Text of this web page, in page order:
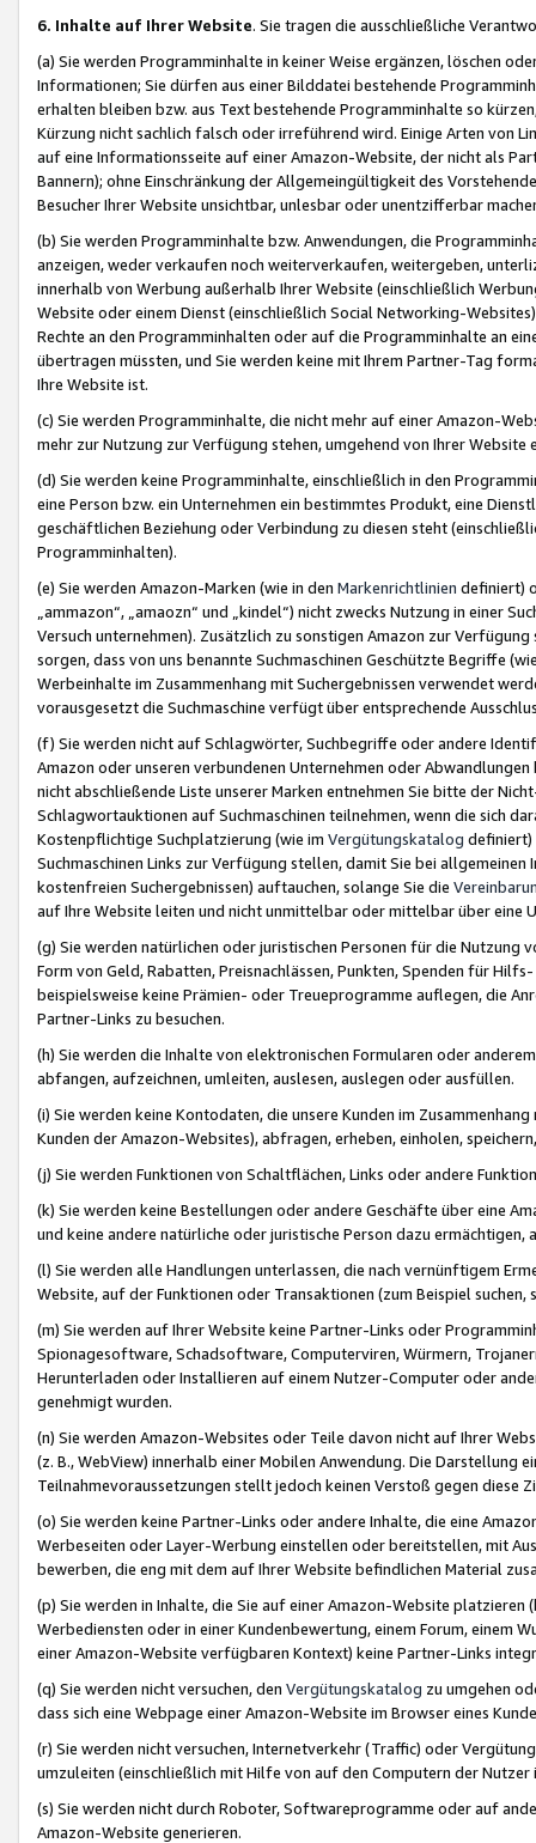
6. Inhalte auf Ihrer Website. Sie tragen die ausschließliche
(a) Sie werden Programminhalte in keiner Weise ergänzen, löschen
Informationen; Sie dürfen aus einer Bilddatei bestehende
erhalten bleiben bzw. aus Text bestehende Programminhalte so
Kürzung nicht sachlich falsch oder irreführend wird. Einige Arten von
auf eine Informationsseite auf einer Amazon-Website, der nicht als
Bannern); ohne Einschränkung der Allgemeingültigkeit des
Besucher Ihrer Website unsichtbar, unlesbar oder unentzifferbar
(b) Sie werden Programminhalte bzw. Anwendungen, die
anzeigen, weder verkaufen noch weiterverkaufen, weitergeben,
innerhalb von Werbung außerhalb Ihrer Website (einschließlich
Website oder einem Dienst (einschließlich Social Networking-
Rechte an den Programminhalten oder auf die Programminhalte an
übertragen müssten, und Sie werden keine mit Ihrem Partner-Tag
Ihre Website ist.
(c) Sie werden Programminhalte, die nicht mehr auf einer Amazon-
mehr zur Nutzung zur Verfügung stehen, umgehend von Ihrer
(d) Sie werden keine Programminhalte, einschließlich in den
eine Person bzw. ein Unternehmen ein bestimmtes Produkt, eine
geschäftlichen Beziehung oder Verbindung zu diesen steht
Programminhalten).
(e) Sie werden Amazon-Marken (wie in den Markenrichtlinien definiert)
„ammazon“, „amaozn“ und „kindel“) nicht zwecks Nutzung in einer
Versuch unternehmen). Zusätzlich zu sonstigen Amazon zur
sorgen, dass von uns benannte Suchmaschinen Geschützte Begriffe
Werbeinhalte im Zusammenhang mit Suchergebnissen verwendet
vorausgesetzt die Suchmaschine verfügt über entsprechende
(f) Sie werden nicht auf Schlagwörter, Suchbegriffe oder andere
Amazon oder unseren verbundenen Unternehmen oder
nicht abschließende Liste unserer Marken entnehmen Sie bitte der
Schlagwortauktionen auf Suchmaschinen teilnehmen, wenn die sich
Kostenpflichtige Suchplatzierung (wie im Vergütungskatalog definiert)
Suchmaschinen Links zur Verfügung stellen, damit Sie bei
kostenfreien Suchergebnissen) auftauchen, solange Sie die
auf Ihre Website leiten und nicht unmittelbar oder mittelbar über eine
(g) Sie werden natürlichen oder juristischen Personen für die Nutzung
Form von Geld, Rabatten, Preisnachlässen, Punkten, Spenden für
beispielsweise keine Prämien- oder Treueprogramme auflegen, die
Partner-Links zu besuchen.
(h) Sie werden die Inhalte von elektronischen Formularen oder
abfangen, aufzeichnen, umleiten, auslesen, auslegen oder ausfüllen.
(i) Sie werden keine Kontodaten, die unsere Kunden im
Kunden der Amazon-Websites), abfragen, erheben, einholen,
(j) Sie werden Funktionen von Schaltflächen, Links oder andere
(k) Sie werden keine Bestellungen oder andere Geschäfte über eine
und keine andere natürliche oder juristische Person dazu
(l) Sie werden alle Handlungen unterlassen, die nach vernünftigem
Website, auf der Funktionen oder Transaktionen (zum Beispiel
(m) Sie werden auf Ihrer Website keine Partner-Links oder
Spionagesoftware, Schadsoftware, Computerviren, Würmern,
Herunterladen oder Installieren auf einem Nutzer-Computer oder
genehmigt wurden.
(n) Sie werden Amazon-Websites oder Teile davon nicht auf Ihrer
(z. B., WebView) innerhalb einer Mobilen Anwendung. Die Darstellung
Teilnahmevoraussetzungen stellt jedoch keinen Verstoß gegen diese
(o) Sie werden keine Partner-Links oder andere Inhalte, die eine
Werbeseiten oder Layer-Werbung einstellen oder bereitstellen, mit
bewerben, die eng mit dem auf Ihrer Website befindlichen Material
(p) Sie werden in Inhalte, die Sie auf einer Amazon-Website
Werbediensten oder in einer Kundenbewertung, einem Forum, einem
einer Amazon-Website verfügbaren Kontext) keine Partner-Links
(q) Sie werden nicht versuchen, den Vergütungskatalog zu umgehen
dass sich eine Webpage einer Amazon-Website im Browser eines
(r) Sie werden nicht versuchen, Internetverkehr (Traffic) oder
umzuleiten (einschließlich mit Hilfe von auf den Computern der
(s) Sie werden nicht durch Roboter, Softwareprogramme oder auf
Amazon-Website generieren.